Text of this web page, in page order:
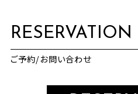
ご予約/お問い合わせ